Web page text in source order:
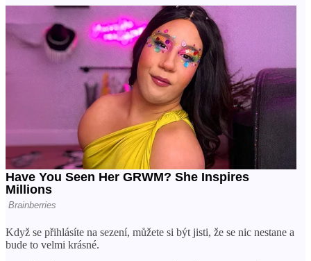
Když se přihlásíte na sezení, můžete si být jisti, že se nic nestane a
bude to velmi krásné.